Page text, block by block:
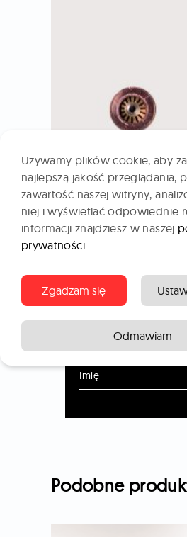
DYSZA TNĄCA KOIKE 107
Otrzymuj na
Imię
Podobne
Używamy plików cookie, aby
najlepszą jakość przeglądania,
zawartość naszej witryny,
niej i wyświetlać odpowiednie
informacji znajdziesz w naszej
prywatności
Zgadzam się
Odmawiam